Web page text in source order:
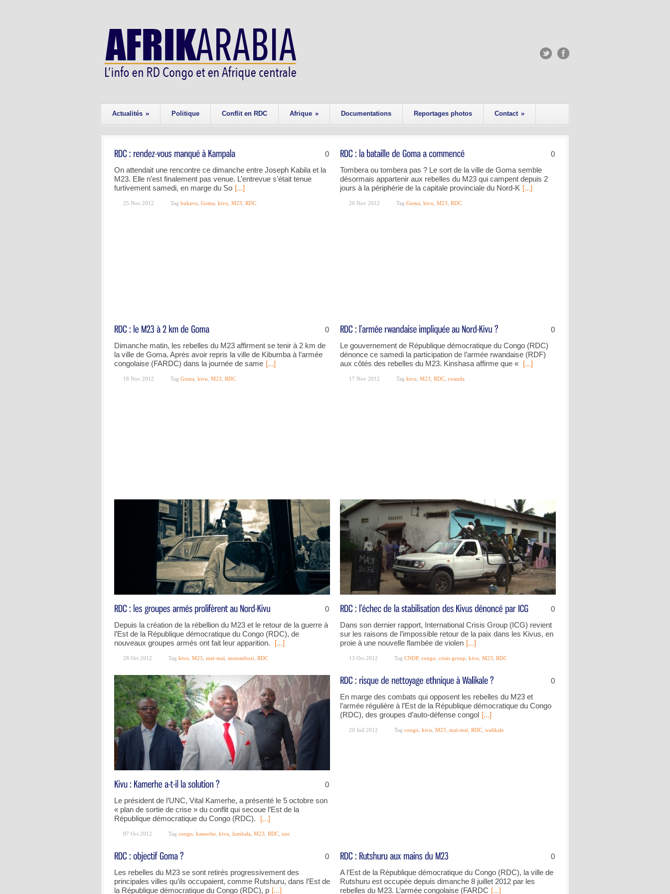
Actualités » Politique Conflit en RDC Afrique » Documentations Reportages photos Contact »
0
On attendait une rencontre ce dimanche entre Joseph Kabila et la
M23. Elle n’est finalement pas venue. L’entrevue s’était tenue
furtivement samedi, en marge du So [...]
25 Nov 2012 Tag bukavu Goma kivu M23 RDC
0
Tombera ou tombera pas ? Le sort de la ville de Goma semble
désormais appartenir aux rebelles du M23 qui campent depuis 2
jours à la périphérie de la capitale provinciale du Nord-K [...]
20 Nov 2012 Tag Goma kivu M23 RDC
0
Dimanche matin, les rebelles du M23 affirment se tenir à 2 km de
la ville de Goma. Après avoir repris la ville de Kibumba à l’armée
congolaise (FARDC) dans la journée de same [...]
18 Nov 2012 Tag Goma kivu M23 RDC
0
Le gouvernement de République démocratique du Congo (RDC)
dénonce ce samedi la participation de l’armée rwandaise (RDF)
aux côtés des rebelles du M23. Kinshasa affirme que « [...]
17 Nov 2012 Tag kivu M23 RDC rwanda
0
Depuis la création de la rébellion du M23 et le retour de la guerre à
l’Est de la République démocratique du Congo (RDC), de
nouveaux groupes armés ont fait leur apparition.
[...]
28 Oct 2012 Tag kivu M23 maï-maï mutombozi RDC
0
Dans son dernier rapport, International Crisis Group (ICG) revient
sur les raisons de l’impossible retour de la paix dans les Kivus, en
proie à une nouvelle flambée de violen [...]
13 Oct 2012 Tag CNDP, congo crisis group kivu M23 RDC
0
Le président de l’UNC, Vital Kamerhe, a présenté le 5 octobre son
« plan de sortie de crise » du conflit qui secoue l’Est de la
République démocratique du Congo (RDC).
[...]
07 Oct 2012 Tag congo kamerhe kivu lumbala M23 RDC unc
0
En marge des combats qui opposent les rebelles du M23 et
l’armée régulière à l’Est de la République démocratique du Congo
(RDC), des groupes d’auto-défense congol [...]
20 Juil 2012 Tag congo kivu M23 maï-maï RDC walikale
0
Les rebelles du M23 se sont retirés progressivement des
principales villes qu’ils occupaient, comme Rutshuru, dans l’Est de
la République démocratique du Congo (RDC), p [...]
0
A l’Est de la République démocratique du Congo (RDC), la ville de
Rutshuru est occupée depuis dimanche 8 juillet 2012 par les
rebelles du M23. L’armée congolaise (FARDC [...]